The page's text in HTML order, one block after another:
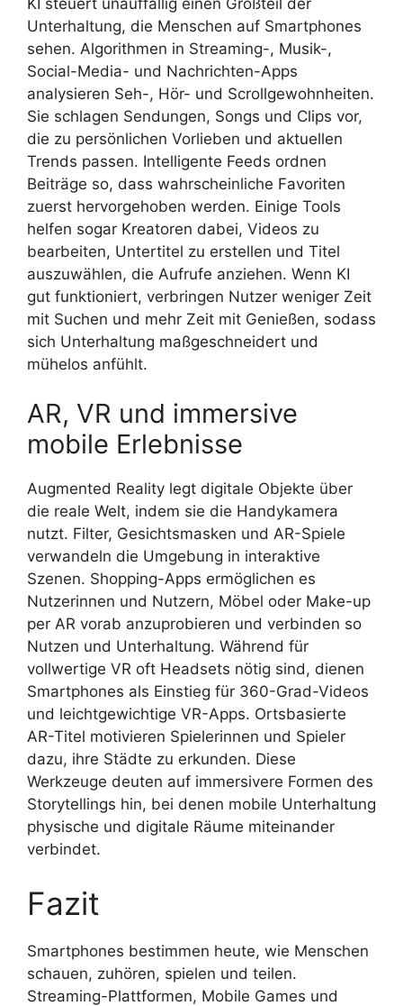
Unterhaltung, die Menschen auf Smartphones
sehen. Algorithmen in Streaming-, Musik-,
Social-Media- und Nachrichten-Apps
analysieren Seh-, Hör- und Scrollgewohnheiten.
Sie schlagen Sendungen, Songs und Clips vor,
die zu persönlichen Vorlieben und aktuellen
Trends passen. Intelligente Feeds ordnen
Beiträge so, dass wahrscheinliche Favoriten
zuerst hervorgehoben werden. Einige Tools
helfen sogar Kreatoren dabei, Videos zu
bearbeiten, Untertitel zu erstellen und Titel
auszuwählen, die Aufrufe anziehen. Wenn KI
gut funktioniert, verbringen Nutzer weniger Zeit
mit Suchen und mehr Zeit mit Genießen, sodass
sich Unterhaltung maßgeschneidert und
mühelos anfühlt.
AR, VR und immersive
mobile Erlebnisse
Augmented Reality legt digitale Objekte über
die reale Welt, indem sie die Handykamera
nutzt. Filter, Gesichtsmasken und AR-Spiele
verwandeln die Umgebung in interaktive
Szenen. Shopping-Apps ermöglichen es
Nutzerinnen und Nutzern, Möbel oder Make-up
per AR vorab anzuprobieren und verbinden so
Nutzen und Unterhaltung. Während für
vollwertige VR oft Headsets nötig sind, dienen
Smartphones als Einstieg für 360-Grad-Videos
und leichtgewichtige VR-Apps. Ortsbasierte
AR-Titel motivieren Spielerinnen und Spieler
dazu, ihre Städte zu erkunden. Diese
Werkzeuge deuten auf immersivere Formen des
Storytellings hin, bei denen mobile Unterhaltung
physische und digitale Räume miteinander
verbindet.
Fazit
Smartphones bestimmen heute, wie Menschen
schauen, zuhören, spielen und teilen.
Streaming-Plattformen, Mobile Games und